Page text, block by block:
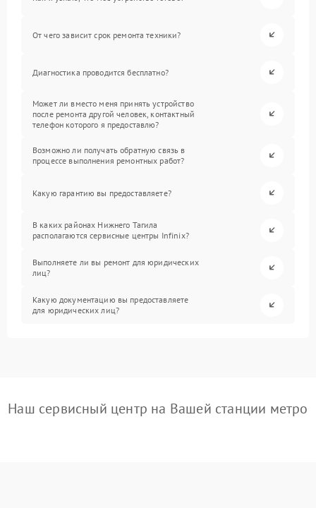
От чего зависит срок ремонта техники?
Диагностика проводится бесплатно?
Может ли вместо меня принять устройство
после ремонта другой человек, контактный
телефон которого я предоставлю?
Возможно ли получать обратную связь в
процессе выполнения ремонтных работ?
Какую гарантию вы предоставляете?
В каких районах Нижнего Тагила
располагаются сервисные центры Infinix?
Выполняете ли вы ремонт для юридических
лиц?
Какую документацию вы предоставляете
для юридических лиц?
Наш сервисный центр на Вашей станции метро